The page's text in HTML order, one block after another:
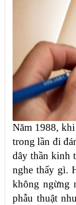
Năm 1988,
trong lần đi
dây thần kinh
nghe thấy gì.
không ngừng
phẫu thuật